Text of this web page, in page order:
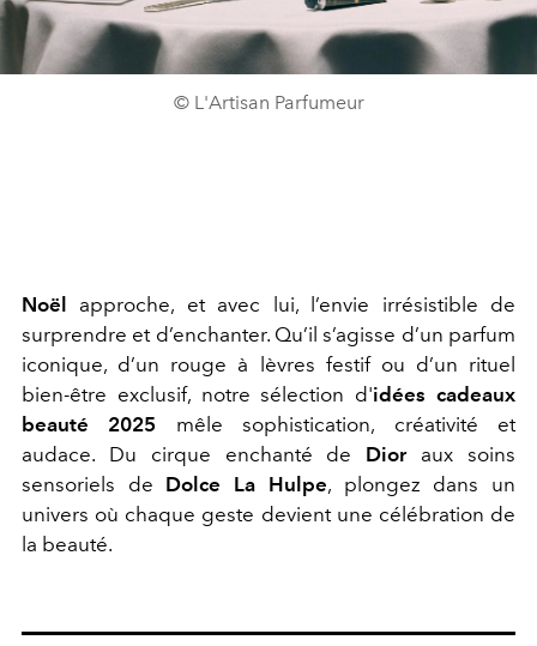
© L'Artisan Parfumeur
Noël
approche, et avec lui, l’envie irrésistible de
surprendre et d’enchanter. Qu’il s’agisse d’un parfum
iconique, d’un rouge à lèvres festif ou d’un rituel
bien-être exclusif, notre sélection d'idées cadeaux
beauté 2025 mêle sophistication, créativité et
audace. Du cirque enchanté de Dioraux soins
sensoriels de Dolce La Hulpe, plongez dans un
univers où chaque geste devient une célébration de
la beauté.